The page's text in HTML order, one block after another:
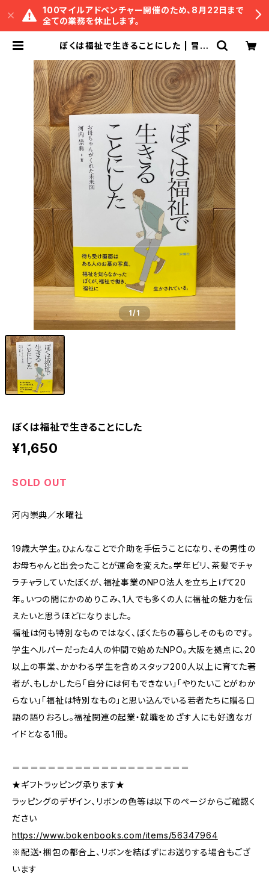
100マイルアドベンチャー開催のため、8月22日まで
全ての業務を休止します。
ぼくは福祉で生きることにした | 冒険
1/1
ぼくは福祉で生きることにした
¥1,650
SOLD OUT
河内崇典／水曜社
19歳大学生。ひょんなことで介助を手伝うことになり、その男性の
お母ちゃんと出会ったことが運命を変えた。学年ビリ、茶髪でチャ
ラチャラしていたぼくが、福祉事業のNPO法人を立ち上げて20
年。いつの間にかのめりこみ、1人でも多くの人に福祉の魅力を伝
えたいと思うほどになりました。
福祉は何も特別なものではなく、ぼくたちの暮らしそのものです。
学生ヘルパーだった4人の仲間で始めたNPO。大阪を拠点に、20
以上の事業、かかわる学生を含めスタッフ200人以上に育てた著
者が、もしかしたら「自分には何もできない」「やりたいことがわか
らない」「福祉は特別なもの」と思い込んでいる若者たちに贈る口
語の語りおろし。福祉関連の起業・就職をめざす人にも好適なガ
イドとなる1冊。
＝＝＝＝＝＝＝＝＝＝＝＝＝＝＝＝＝＝＝＝
★ギフトラッピング承ります★
ラッピングのデザイン、リボンの色等は以下のページからご確認く
ださい
https://www.bokenbooks.com/items/56347964
※配送・梱包の都合上、リボンを結ばずにお送りする場合もござ
います